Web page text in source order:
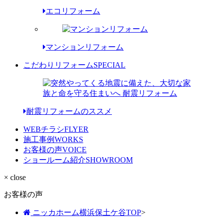
エコリフォーム
マンションリフォーム
こだわりリフォームSPECIAL
耐震リフォームのススメ
WEBチラシFLYER
施工事例WORKS
お客様の声VOICE
ショールーム紹介SHOWROOM
× close
お客様の声
ニッカホーム横浜保土ケ谷TOP>